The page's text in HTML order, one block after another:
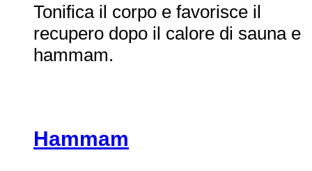
Tonifica il corpo e favorisce il
recupero dopo il calore di sauna e
hammam.
Hammam